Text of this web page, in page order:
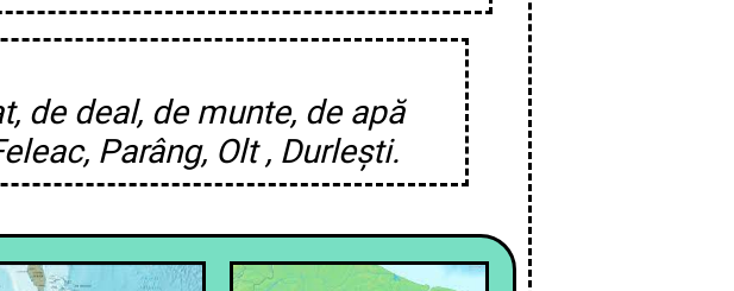
de deal, de munte, de apă
Parâng, Olt , Durlești.